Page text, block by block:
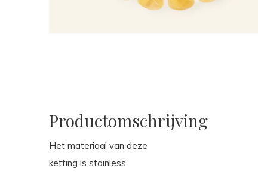
Productomschrijving
Het materiaal van deze
ketting is stainless